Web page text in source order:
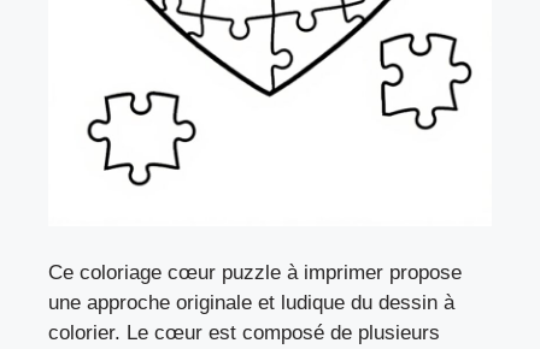
Ce coloriage cœur puzzle à imprimer propose
une approche originale et ludique du dessin à
colorier. Le cœur est composé de plusieurs